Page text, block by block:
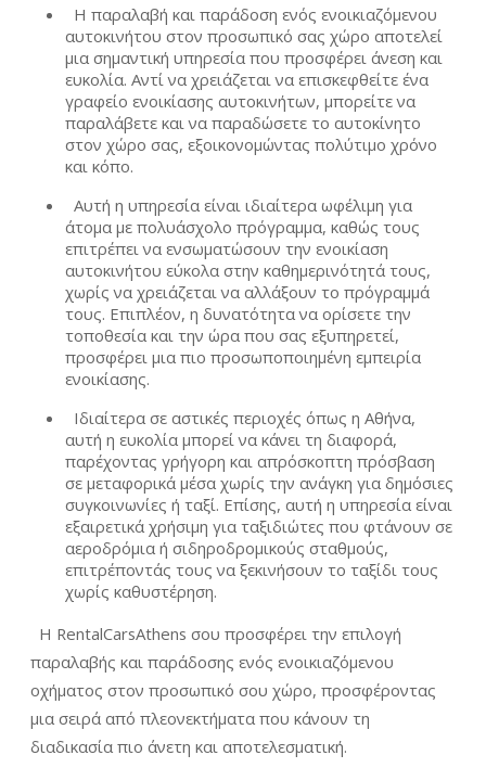
Η παραλαβή και παράδοση ενός ενοικιαζόμενου
αυτοκινήτου στον προσωπικό σας χώρο αποτελεί
μια σημαντική υπηρεσία που προσφέρει άνεση και
ευκολία. Αντί να χρειάζεται να επισκεφθείτε ένα
γραφείο ενοικίασης αυτοκινήτων, μπορείτε να
παραλάβετε και να παραδώσετε το αυτοκίνητο
στον χώρο σας, εξοικονομώντας πολύτιμο χρόνο
και κόπο.
Αυτή η υπηρεσία είναι ιδιαίτερα ωφέλιμη για
άτομα με πολυάσχολο πρόγραμμα, καθώς τους
επιτρέπει να ενσωματώσουν την ενοικίαση
αυτοκινήτου εύκολα στην καθημερινότητά τους,
χωρίς να χρειάζεται να αλλάξουν το πρόγραμμά
τους. Επιπλέον, η δυνατότητα να ορίσετε την
τοποθεσία και την ώρα που σας εξυπηρετεί,
προσφέρει μια πιο προσωποποιημένη εμπειρία
ενοικίασης.
Ιδιαίτερα σε αστικές περιοχές όπως η Αθήνα,
αυτή η ευκολία μπορεί να κάνει τη διαφορά,
παρέχοντας γρήγορη και απρόσκοπτη πρόσβαση
σε μεταφορικά μέσα χωρίς την ανάγκη για δημόσιες
συγκοινωνίες ή ταξί. Επίσης, αυτή η υπηρεσία είναι
εξαιρετικά χρήσιμη για ταξιδιώτες που φτάνουν σε
αεροδρόμια ή σιδηροδρομικούς σταθμούς,
επιτρέποντάς τους να ξεκινήσουν το ταξίδι τους
χωρίς καθυστέρηση.
Η RentalCarsAthens σου προσφέρει την επιλογή
παραλαβής και παράδοσης ενός ενοικιαζόμενου
οχήματος στον προσωπικό σου χώρο, προσφέροντας
μια σειρά από πλεονεκτήματα που κάνουν τη
διαδικασία πιο άνετη και αποτελεσματική.